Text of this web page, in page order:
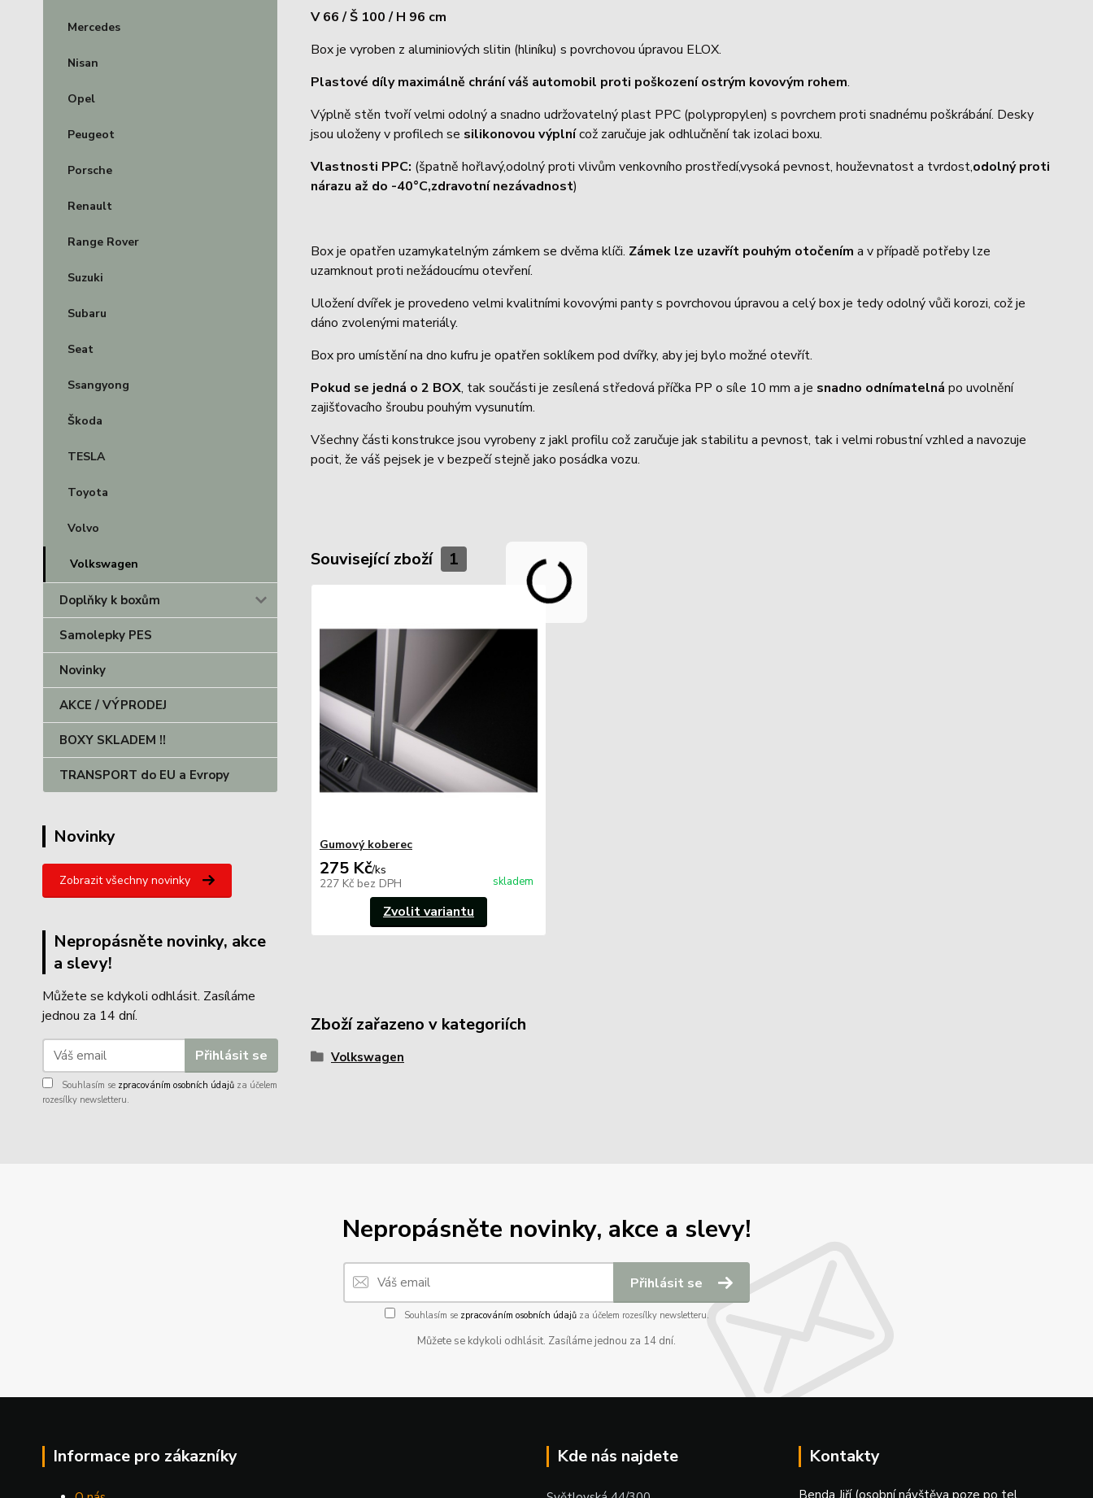
Mercedes
Nisan
Opel
Peugeot
Porsche
Renault
Range Rover
Suzuki
Subaru
Seat
Ssangyong
Škoda
TESLA
Toyota
Volvo
Volkswagen
Doplňky k boxům
Samolepky PES
Novinky
AKCE / VÝPRODEJ
BOXY SKLADEM !!
TRANSPORT do EU a Evropy
Novinky
Zobrazit všechny novinky
Nepropásněte novinky, akce
a slevy!
Můžete se kdykoli odhlásit. Zasíláme
jednou za 14 dní.
Přihlásit se
Souhlasím se zpracováním osobních údajů za účelem
rozesílky newsletteru.
V 66 / Š 100 / H 96 cm
Box je vyroben z aluminiových slitin (hliníku) s povrchovou úpravou ELOX.
Plastové díly maximálně chrání váš automobil proti poškození ostrým kovovým rohem.
Výplně stěn tvoří velmi odolný a snadno udržovatelný plast PPC (polypropylen) s povrchem proti snadnému poškrábání. Desky
jsou uloženy v profilech se silikonovou výplnícož zaručuje jak odhlučnění tak izolaci boxu.
Vlastnosti PPC: (špatně hořlavý,odolný proti vlivům venkovního prostředí,vysoká pevnost, houževnatost a tvrdost,odolný proti
nárazu až do -40°C,zdravotní nezávadnost)
Box je opatřen uzamykatelným zámkem se dvěma klíči. Zámek lze uzavřít pouhým otočením a v případě potřeby lze
uzamknout proti nežádoucímu otevření.
Uložení dvířek je provedeno velmi kvalitními kovovými panty s povrchovou úpravou a celý box je tedy odolný vůči korozi, což je
dáno zvolenými materiály.
Box pro umístění na dno kufru je opatřen soklíkem pod dvířky, aby jej bylo možné otevřít.
Pokud se jedná o 2 BOX, tak součásti je zesílená středová příčka PP o síle 10 mm a je snadno odnímatelná po uvolnění
zajišťovacího šroubu pouhým vysunutím.
Všechny části konstrukce jsou vyrobeny z jakl profilu což zaručuje jak stabilitu a pevnost, tak i velmi robustní vzhled a navozuje
pocit, že váš pejsek je v bezpečí stejně jako posádka vozu.
Související zboží 1
Gumový koberec
275 Kč/ks
227 Kč bez DPH skladem
Zvolit variantu
Zboží zařazeno v kategoriích
Volkswagen
Nepropásněte novinky, akce a slevy!
Přihlásit se
Souhlasím se zpracováním osobních údajůza účelem rozesílky newsletteru.
Můžete se kdykoli odhlásit. Zasíláme jednou za 14 dní.
Informace pro zákazníky Kde nás najdete Kontakty
Benda Jiří (osobní návštěva poze po tel.